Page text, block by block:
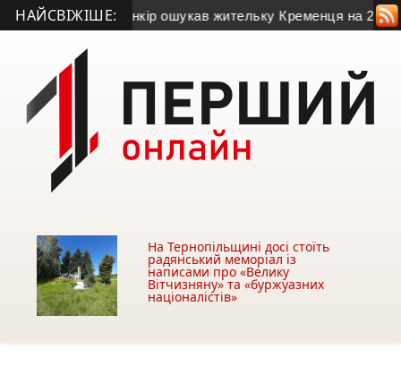
НАЙСВІЖІШЕ:
• Псевдобанкір ошукав жительку Кременця на 28 тисяч
На Тернопільщині досі стоїть
радянський меморіал із
написами про «Велику
Вітчизняну» та «буржуазних
націоналістів»